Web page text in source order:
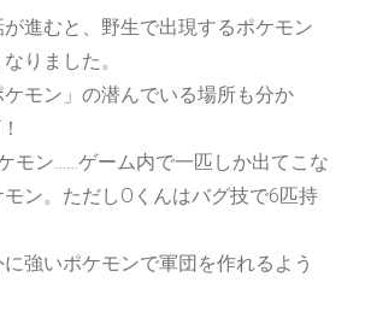
進むと、野生で出現するポケモン
りました。
ケモン」の潜んでいる場所も分か
モン……ゲーム内で一匹しか出てこな
ン。ただしOくんはバグ技で6匹持
強いポケモンで軍団を作れるよう